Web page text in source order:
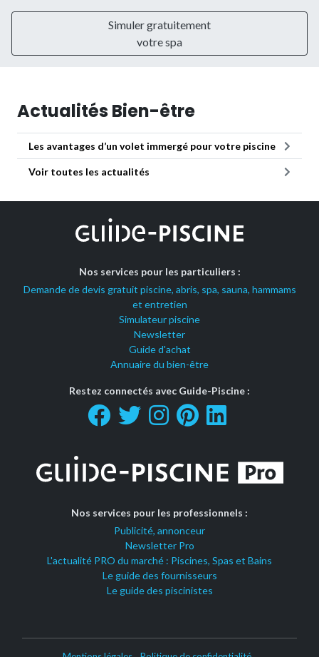
Simuler gratuitement
votre spa
Actualités Bien-être
Les avantages d’un volet immergé pour votre piscine
Voir toutes les actualités
Nos services pour les particuliers :
Demande de devis gratuit piscine, abris, spa, sauna, hammams
et entretien
Simulateur piscine
Newsletter
Guide d'achat
Annuaire du bien-être
Restez connectés avec Guide-Piscine :
Nos services pour les professionnels :
Publicité, annonceur
Newsletter Pro
L'actualité PRO du marché : Piscines, Spas et Bains
Le guide des fournisseurs
Le guide des piscinistes